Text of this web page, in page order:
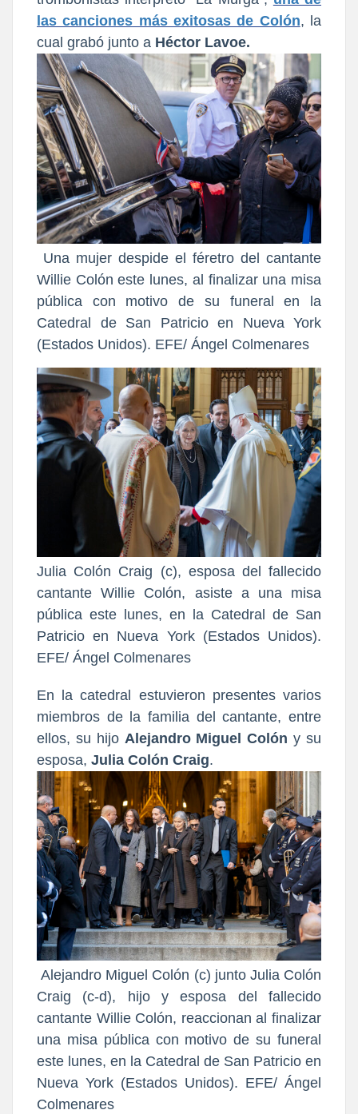
las canciones más exitosas de Colón, la
cual grabó junto a Héctor Lavoe.
Una mujer despide el féretro del cantante
Willie Colón este lunes, al finalizar una misa
pública con motivo de su funeral en la
Catedral de San Patricio en Nueva York
(Estados Unidos). EFE/ Ángel Colmenares
Julia Colón Craig (c), esposa del fallecido
cantante Willie Colón, asiste a una misa
pública este lunes, en la Catedral de San
Patricio en Nueva York (Estados Unidos).
EFE/ Ángel Colmenares
En la catedral estuvieron presentes varios
miembros de la familia del cantante, entre
ellos, su hijo Alejandro Miguel Colón y su
esposa, Julia Colón Craig.
Alejandro Miguel Colón (c) junto Julia Colón
Craig (c-d), hijo y esposa del fallecido
cantante Willie Colón, reaccionan al finalizar
una misa pública con motivo de su funeral
este lunes, en la Catedral de San Patricio en
Nueva York (Estados Unidos). EFE/ Ángel
Colmenares